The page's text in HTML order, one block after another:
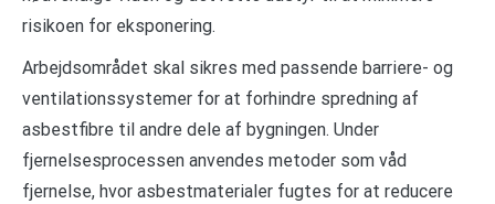
risikoen for eksponering.
Arbejdsområdet skal sikres med passende barriere- og
ventilationssystemer for at forhindre spredning af
asbestfibre til andre dele af bygningen. Under
fjernelsesprocessen anvendes metoder som våd
fjernelse, hvor asbestmaterialer fugtes for at reducere